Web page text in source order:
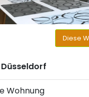
Diese
Wohnung